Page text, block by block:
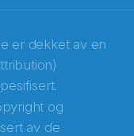
er dekket av en
og
av de